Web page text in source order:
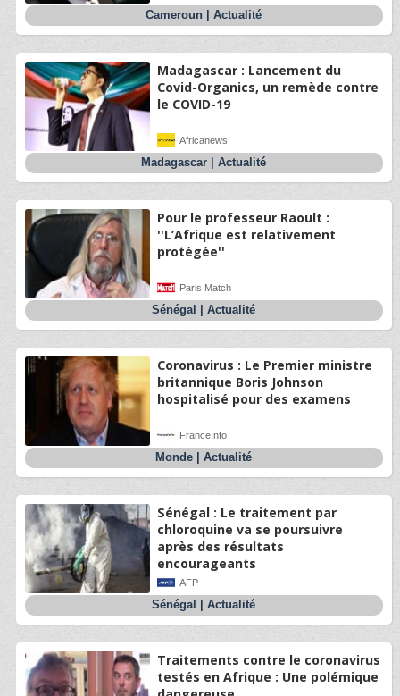
Cameroun |Actualité
Madagascar : Lancement du
Covid-Organics, un remède contre
le COVID-19
Africanews
Madagascar |Actualité
Pour le professeur Raoult :
''L’Afrique est relativement
protégée''
Paris Match
Sénégal |Actualité
Coronavirus : Le Premier ministre
britannique Boris Johnson
hospitalisé pour des examens
FranceInfo
Monde |Actualité
Sénégal : Le traitement par
chloroquine va se poursuivre
après des résultats
encourageants
AFP
Sénégal |Actualité
Traitements contre le coronavirus
testés en Afrique : Une polémique